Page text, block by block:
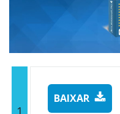
1
BAIXAR